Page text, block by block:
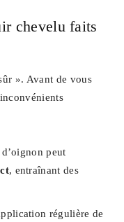
chevelu faits
». Avant de vous
peut
, entraînant des
régulière de